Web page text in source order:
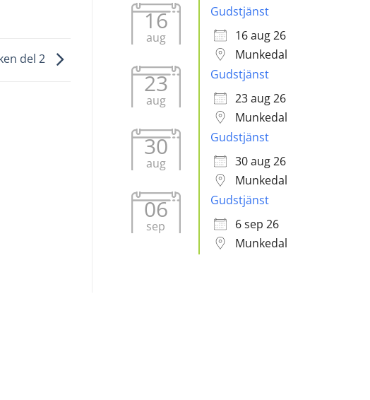
del 2
16
aug
Gudstjänst
16 aug 26
Munkedal
23
aug
Gudstjänst
23 aug 26
Munkedal
30
aug
Gudstjänst
30 aug 26
Munkedal
06
sep
Gudstjänst
6 sep 26
Munkedal